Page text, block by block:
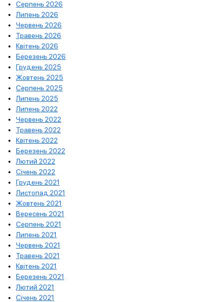
Серпень 2026
Липень 2026
Червень 2026
Травень 2026
Квітень 2026
Березень 2026
Грудень 2025
Жовтень 2025
Серпень 2025
Липень 2025
Липень 2022
Червень 2022
Травень 2022
Квітень 2022
Березень 2022
Лютий 2022
Січень 2022
Грудень 2021
Листопад 2021
Жовтень 2021
Вересень 2021
Серпень 2021
Липень 2021
Червень 2021
Травень 2021
Квітень 2021
Березень 2021
Лютий 2021
Січень 2021